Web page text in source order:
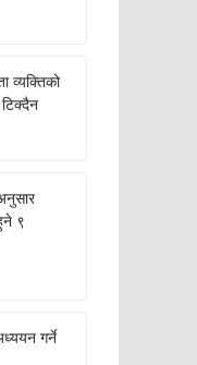
व्यक्तिको
९
गर्ने